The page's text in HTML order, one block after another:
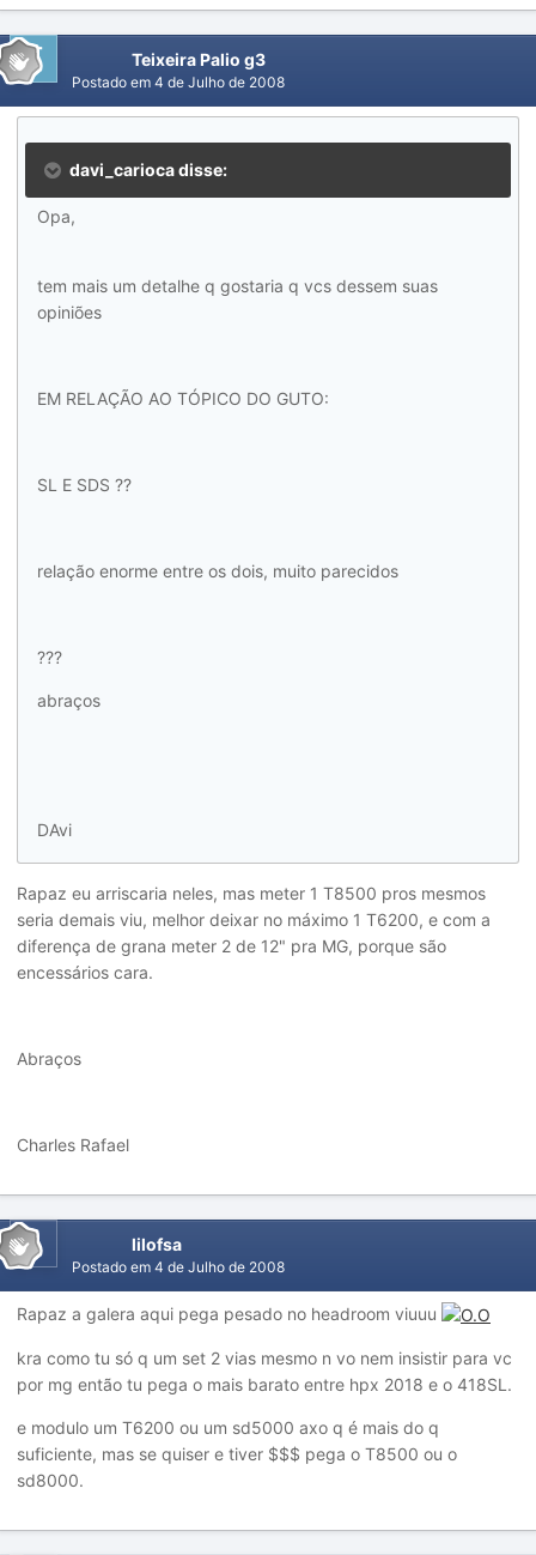
Teixeira Palio g3
Postado em 4 de Julho de 2008
davi_carioca disse:
Opa,
tem mais um detalhe q gostaria q vcs dessem suas
opiniões
EM RELAÇÃO AO TÓPICO DO GUTO:
SL E SDS ??
relação enorme entre os dois, muito parecidos
???
abraços
DAvi
Rapaz eu arriscaria neles, mas meter 1 T8500 pros mesmos
seria demais viu, melhor deixar no máximo 1 T6200, e com a
diferença de grana meter 2 de 12" pra MG, porque são
encessários cara.
Abraços
Charles Rafael
lilofsa
Postado em 4 de Julho de 2008
Rapaz a galera aqui pega pesado no headroom viuuu
kra como tu só q um set 2 vias mesmo n vo nem insistir para vc
por mg então tu pega o mais barato entre hpx 2018 e o 418SL.
e modulo um T6200 ou um sd5000 axo q é mais do q
suficiente, mas se quiser e tiver $$$ pega o T8500 ou o
sd8000.